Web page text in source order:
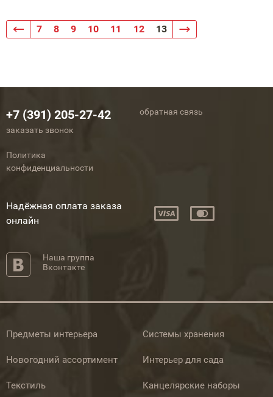
7 8 9 10 11 12 13
+7 (391) 205-27-42
заказать звонок
обратная связь
Политика
конфиденциальности
Надёжная оплата заказа
онлайн
Наша группа
Вконтакте
Предметы интерьера
Новогодний ассортимент
Текстиль
Системы хранения
Интерьер для сада
Канцелярские наборы